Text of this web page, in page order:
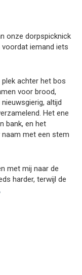
onze dorpspicknick
voordat iemand iets
plek achter het bos
voor brood,
altijd
Het ene
bank, en het
met een stem
met mij naar de
harder, terwijl de